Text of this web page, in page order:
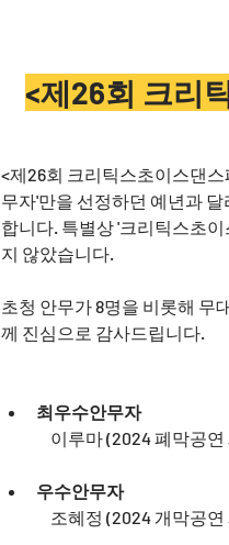
<제26회 크리
<제26회 크리틱스초이스댄
무자'만을 선정하던 예년과
합니다. 특별상 '크리틱스초
지 않았습니다.
초청 안무가 8명을 비롯해 무
께 진심으로 감사드립니다.
최우수안무자
이루마 (2024 폐막
우수안무자
조혜정 (2024 개막